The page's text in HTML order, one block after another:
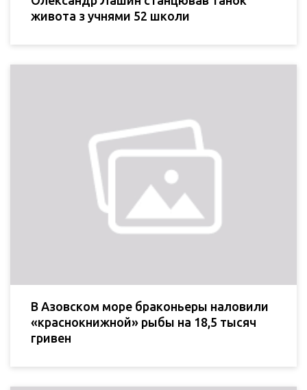
живота з учнями 52 школи
В Азовском море браконьеры наловили
«краснокнижной» рыбы на 18,5 тысяч
гривен